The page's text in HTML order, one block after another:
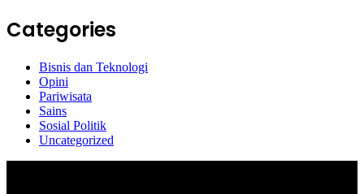
Categories
Bisnis dan Teknologi
Opini
Pariwisata
Sains
Sosial Politik
Uncategorized